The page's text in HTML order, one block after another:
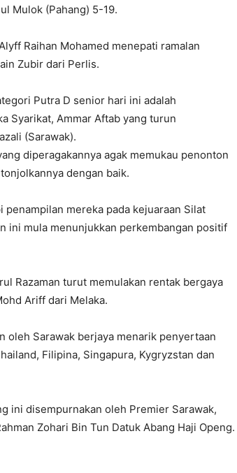
Mulok (Pahang) 5-19.
Raihan Mohamed menepati ramalan
Zubir dari Perlis.
Putra D senior hari ini adalah
Syarikat, Ammar Aftab yang turun
(Sarawak).
diperagakannya agak memukau penonton
dengan baik.
mereka pada kejuaraan Silat
ini mula menunjukkan perkembangan positif
Razaman turut memulakan rentak bergaya
Ariff dari Melaka.
oleh Sarawak berjaya menarik penyertaan
Filipina, Singapura, Kygryzstan dan
ini disempurnakan oleh Premier Sarawak,
Zohari Bin Tun Datuk Abang Haji Openg.